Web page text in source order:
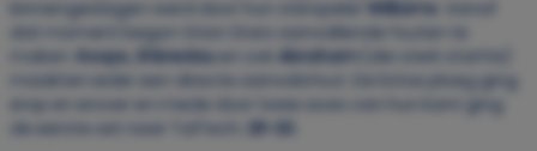
binnengeslagen werd door hun sterspeler
Williams
dat moment begon Orion Stars aanvallende fouten te
maken.
Koops, Shkredau Abraham
(die sterk startte)
maakten ieder een directe aanvalsfout. De Estse ploeg ging
erop en erover en mede door twee aces van hun kant ging
de eerste set naar TalTech;
25-20